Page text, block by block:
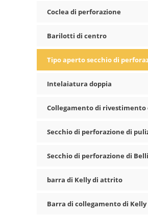
Coclea di perforazione
Barilotti di centro
Tipo aperto secchio di
Intelaiatura doppia
Collegamento di rivestimento
Secchio di perforazione di
Secchio di perforazione di
barra di Kelly di attrito
Barra di collegamento di Kelly